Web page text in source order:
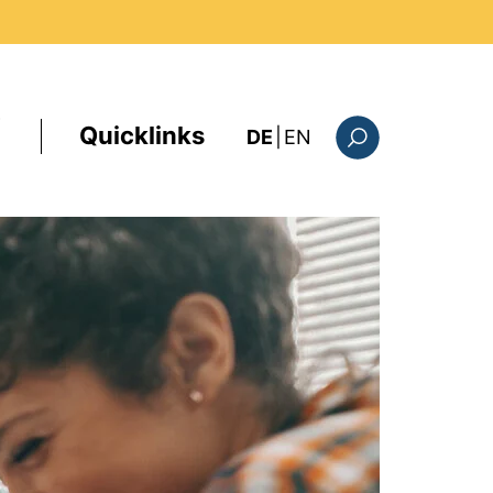
Quicklinks DE EN : this page in